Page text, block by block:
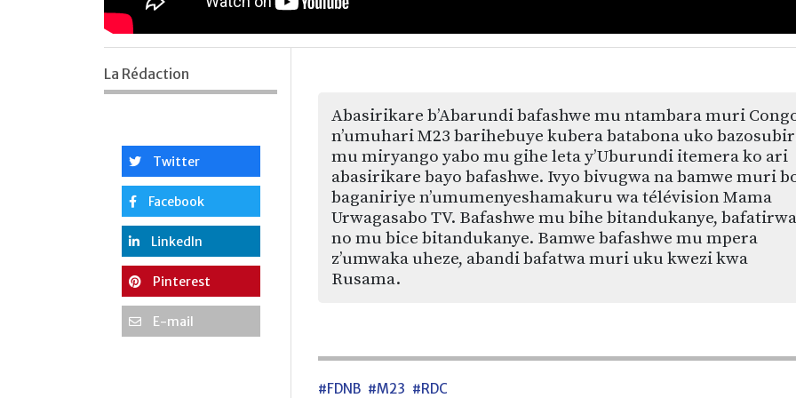
La Rédaction
Twitter
Facebook
LinkedIn
Pinterest
E-mail
Abasirikare b’Abarundi bafashwe mu ntambara muri
n’umuhari M23 barihebuye kubera batabona uko
mu miryango yabo mu gihe leta y’Uburundi itemera ko ari
abasirikare bayo bafashwe. Ivyo bivugwa na bamwe muri
baganiriye n’umumenyeshamakuru wa télévision Mama
Urwagasabo TV. Bafashwe mu bihe bitandukanye, bafatirwa
no mu bice bitandukanye. Bamwe bafashwe mu mpera
z’umwaka uheze, abandi bafatwa muri uku kwezi kwa
Rusama.
#FDNB #M23 #RDC